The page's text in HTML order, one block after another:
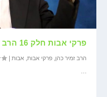
פרקי אבות חלק 16 הרב זמיר כהן במסרים לחיים
הרב זמיר כהן,פרקי אבות, אבות |